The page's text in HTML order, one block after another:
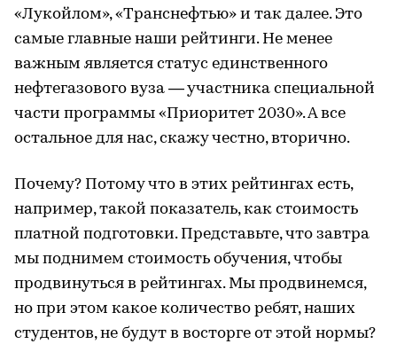
«Лукойлом», «Транснефтью» и так далее. Это
самые главные наши рейтинги. Не менее
важным является статус единственного
нефтегазового вуза — участника специальной
части программы «Приоритет 2030». А все
остальное для нас, скажу честно, вторично.
Почему? Потому что в этих рейтингах есть,
например, такой показатель, как стоимость
платной подготовки. Представьте, что завтра
мы поднимем стоимость обучения, чтобы
продвинуться в рейтингах. Мы продвинемся,
но при этом какое количество ребят, наших
студентов, не будут в восторге от этой нормы?